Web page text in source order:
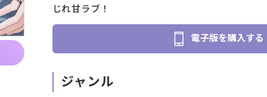
じれ甘ラブ！
電子版を購入する
ジャンル